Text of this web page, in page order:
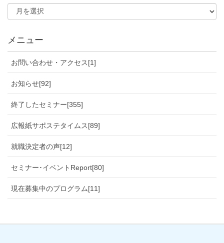
メニュー
お問い合わせ・アクセス[1]
お知らせ[92]
終了したセミナー[355]
広報紙サポステタイムス[89]
就職決定者の声[12]
セミナー･イベントReport[80]
現在募集中のプログラム[11]